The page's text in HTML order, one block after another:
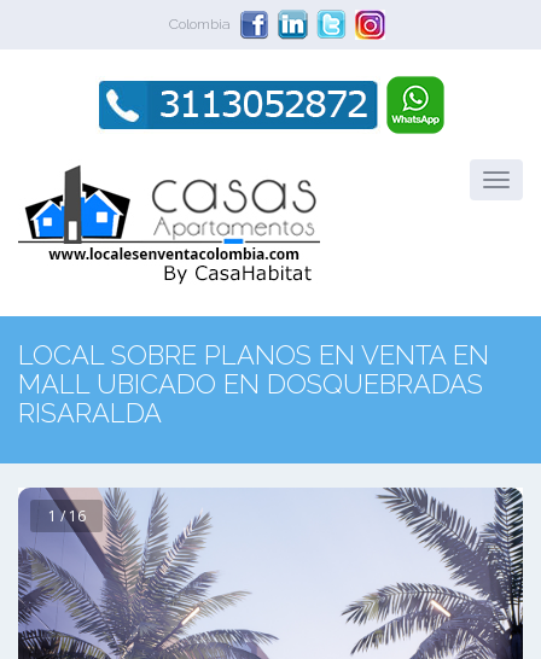
Colombia
LOCAL SOBRE PLANOS EN VENTA EN
MALL UBICADO EN DOSQUEBRADAS
RISARALDA
1 / 16